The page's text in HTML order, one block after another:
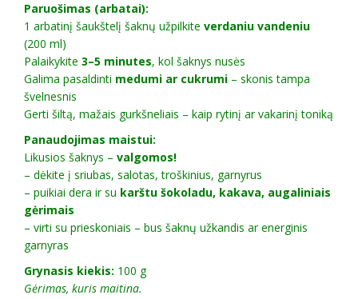
Paruošimas (arbatai):
1 arbatinį šaukštelį šaknų užpilkite verdaniu vandeniu
(200 ml)
Palaikykite 3–5 minutes, kol šaknys nusės
Galima pasaldinti medumi ar cukrumi – skonis tampa
švelnesnis
Gerti šiltą, mažais gurkšneliais – kaip rytinį ar vakarinį toniką
Panaudojimas maistui:
Likusios šaknys – valgomos!
– dėkite į sriubas, salotas, troškinius, garnyrus
– puikiai dera ir su karštu šokoladu, kakava, augaliniais
gėrimais
– virti su prieskoniais – bus šaknų užkandis ar energinis
garnyras
Grynasis kiekis: 100 g
Gėrimas, kuris maitina.